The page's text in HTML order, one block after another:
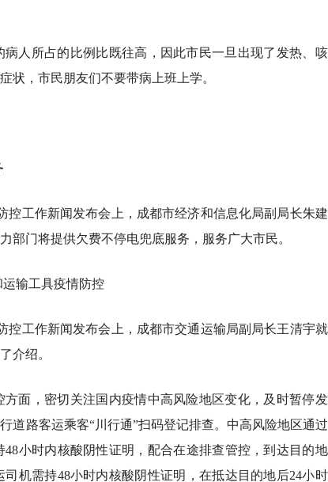
人所占的比例比既往高，因此市民一旦出现了发热、
状，市民朋友们不要带病上班上学。
控工作新闻发布会上，成都市经济和信息化局副局长朱
部门将提供欠费不停电兜底服务，服务广大市民。
输工具疫情防控
控工作新闻发布会上，成都市交通运输局副局长王清宇
介绍。
面，密切关注国内疫情中高风险地区变化，及时暂停
道路客运乘客“川行通”扫码登记排查。中高风险地区通
小时内核酸阴性证明，配合在途排查管控，到达目的
机需持48小时内核酸阴性证明，在抵达目的地后24小